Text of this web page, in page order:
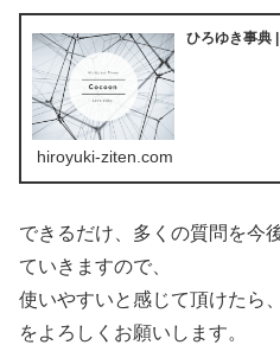
ひろゆき事典
hiroyuki-ziten.com
できるだけ、多くの質問を今
ていきますので、
使いやすいと感じて頂けたら
をよろしくお願いします。